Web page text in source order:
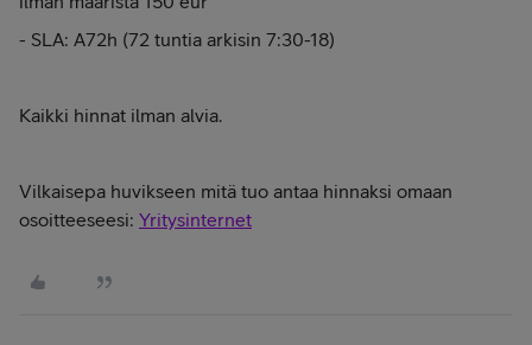
- SLA: A72h (72 tuntia arkisin 7:30-18)
Kaikki hinnat ilman alvia.
Vilkaisepa huvikseen mitä tuo antaa hinnaksi omaan
osoitteeseesi: Yritysinternet